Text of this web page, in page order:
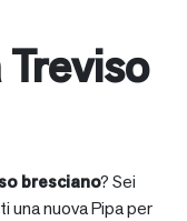
bresciano? Sei
una nuova Pipa per